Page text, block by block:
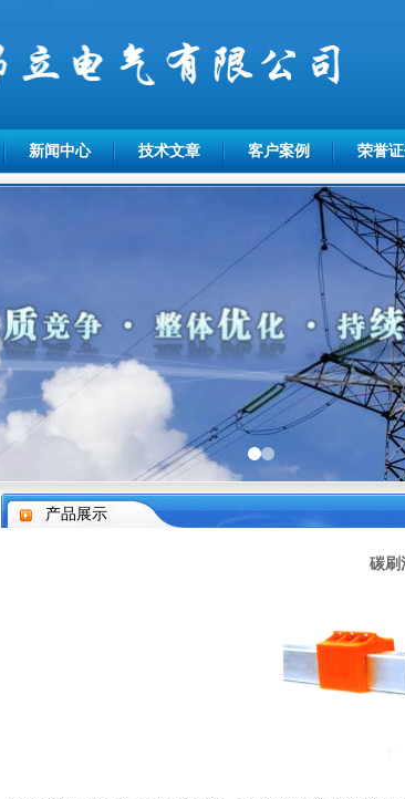
新闻中心 技术文章 客户案例 荣誉
产品展示
碳刷